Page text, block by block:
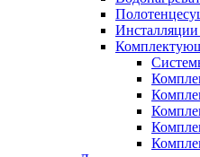
Инсталляции